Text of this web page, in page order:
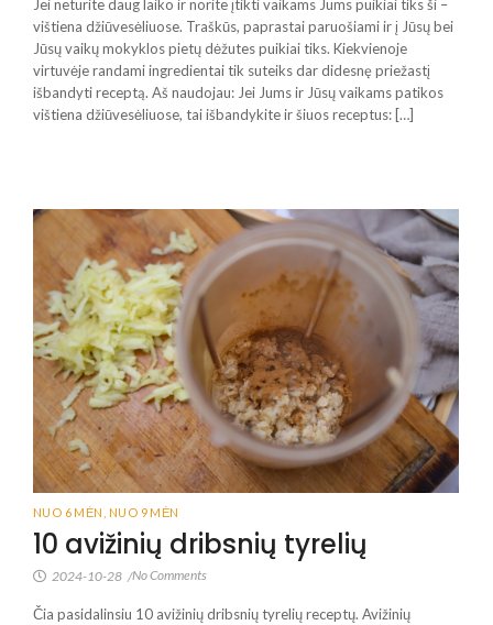
Jei neturite daug laiko ir norite įtikti vaikams Jums puikiai tiks ši –
vištiena džiūvesėliuose. Traškūs, paprastai paruošiami ir į Jūsų bei
Jūsų vaikų mokyklos pietų dėžutes puikiai tiks. Kiekvienoje
virtuvėje randami ingredientai tik suteiks dar didesnę priežastį
išbandyti receptą. Aš naudojau: Jei Jums ir Jūsų vaikams patikos
vištiena džiūvesėliuose, tai išbandykite ir šiuos receptus: […]
NUO 6 MĖN NUO 9 MĖN
10 avižinių dribsnių tyrelių
2024-10-28 /No Comments
Čia pasidalinsiu 10 avižinių dribsnių tyrelių receptų. Avižinių